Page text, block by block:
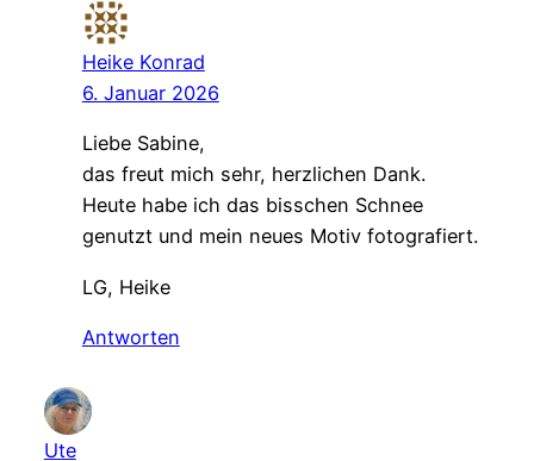
Heike Konrad
6. Januar 2026
Liebe Sabine,
das freut mich sehr, herzlichen Dank.
Heute habe ich das bisschen Schnee
genutzt und mein neues Motiv fotografiert.
LG, Heike
Antworten
Ute